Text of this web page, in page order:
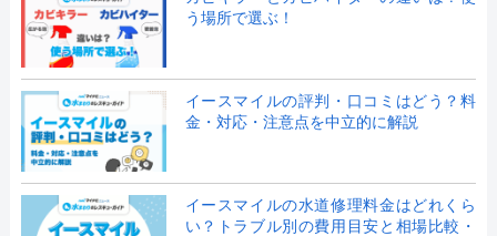
う場所で選ぶ！
イースマイルの評判・口コミはどう？料
金・対応・注意点を中立的に解説
イースマイルの水道修理料金はどれくら
い？トラブル別の費用目安と相場比較・